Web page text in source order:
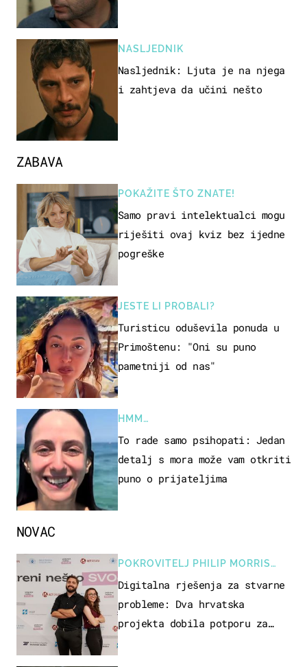
ZABAVA
POKAŽITE ŠTO ZNATE!
Samo pravi intelektualci mogu
riješiti ovaj kviz bez ijedne
pogreške
JESTE LI PROBALI?
Turisticu oduševila ponuda u
Primoštenu: "Oni su puno
pametniji od nas"
HMM…
To rade samo psihopati: Jedan
detalj s mora može vam otkriti
puno o prijateljima
NASLJEDNIK
Nasljednik: Ljuta je na njega
i zahtjeva da učini nešto
NOVAC
POKROVITELJ PHILIP MORRIS
ZAGREB
Digitalna rješenja za stvarne
probleme: Dva hrvatska
projekta dobila potporu za